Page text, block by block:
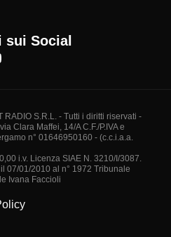
sui Social
S.R.L. - Tutti i diritti riservati -
Clara Maffei, 14/A C.F./P.IVA e
n° 01646950160 - (c.c.i.a.a.
i.v. Licenza SIAE N. 3210/I/3087.
07/01/2010 al n° 1972 Tribunale
Ivana Faccioli